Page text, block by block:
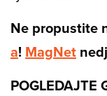
Ne propustite
a! MagNet
POGLEDAJTE